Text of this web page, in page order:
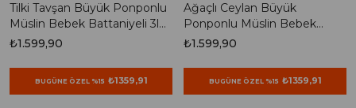
Tilki Tavşan Büyük Ponponlu
Müslin Bebek Battaniyeli 3lü
Alt Açma Seti
₺1.599,90
BUGÜNE ÖZEL %15 ₺1359,91
Ağaçlı Ceylan Büyük
Ponponlu Müslin Bebek
Battaniyeli 3lü Alt Açma Seti
₺1.599,90
BUGÜNE ÖZEL %15 ₺1359,91